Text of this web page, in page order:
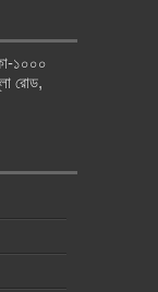
১০০০
রোড,